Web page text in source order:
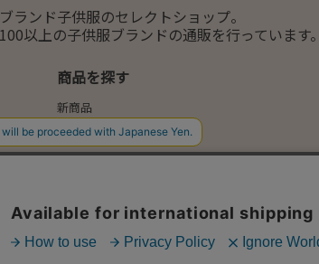
ブランド子供服のセレクトショップ。
100以上の子供服ブランドの通販を行っています。
3F
商品を探す
新商品
カテゴリー
ブランド